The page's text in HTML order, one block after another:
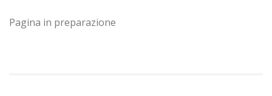
Pagina in preparazione